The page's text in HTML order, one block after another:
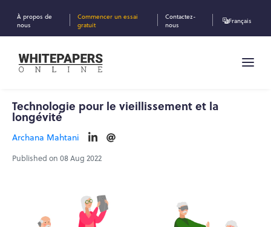
À propos de
nous
Commencer un essai
gratuit
Contactez-
nous
Français
Technologie pour le vieillissement et la
longévité
Archana Mahtani
Published on 08 Aug 2022